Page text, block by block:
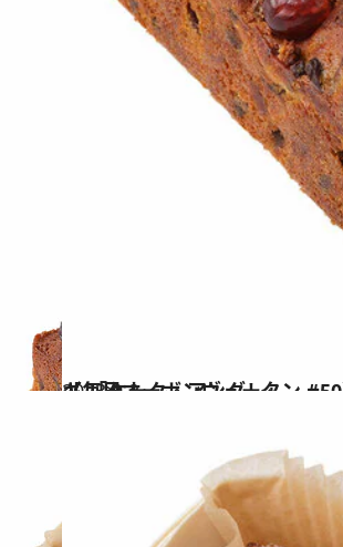
2023.9.2
【毎日オーボンヴュータン #50】 洋酒が香るイギリス風パウンドケーキ 「ケーク・アングレ」
グルメ